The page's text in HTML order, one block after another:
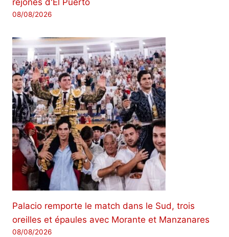
rejones d'El Puerto
08/08/2026
Palacio remporte le match dans le Sud, trois
oreilles et épaules avec Morante et Manzanares
08/08/2026